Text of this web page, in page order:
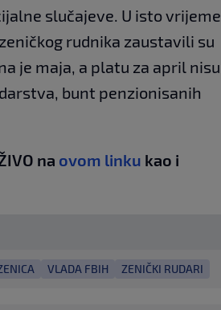
slučajeve. U isto vrijeme
rudnika zaustavili su
je maja, a platu za april nisu
bunt penzionisanih
na ovom linku kao i
VLADA FBIH ZENIČKI RUDARI